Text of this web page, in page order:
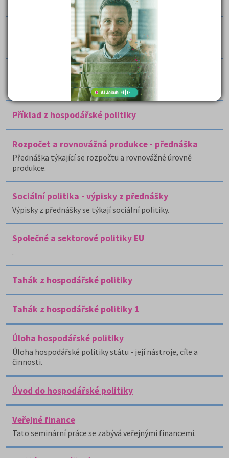
Předpoklady nadstátní regulace
Přehled hospodářské politky
Práce seznamuje s hospodářskou politikou.
Příklad z hospodářské politiky
Rozpočet a rovnovážná produkce - přednáška
Přednáška týkající se rozpočtu a rovnovážné úrovně
produkce.
Sociální politika - výpisky z přednášky
Výpisky z přednášky se týkají sociální politiky.
Společné a sektorové politiky EU
.
Tahák z hospodářské politiky
Tahák z hospodářské politiky 1
Úloha hospodářské politiky
Úloha hospodářské politiky státu - její nástroje, cíle a
činnosti.
Úvod do hospodářské politiky
Veřejné finance
Tato seminární práce se zabývá veřejnými financemi.